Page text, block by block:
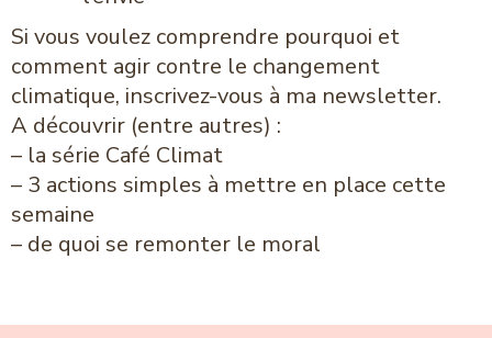
Si vous voulez comprendre pourquoi et
comment agir contre le changement
climatique, inscrivez-vous à ma newsletter.
A découvrir (entre autres) :
– la série Café Climat
– 3 actions simples à mettre en place cette
semaine
– de quoi se remonter le moral